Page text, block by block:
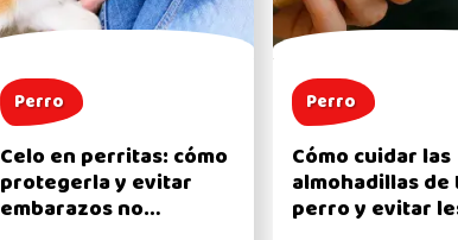
Perro
Celo en perritas: cómo
protegerla y evitar
embarazos no
Perro
Cómo cuidar las
almohadillas de
perro y evitar